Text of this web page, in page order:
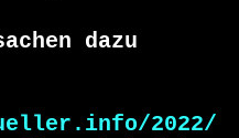
dazu
2022/